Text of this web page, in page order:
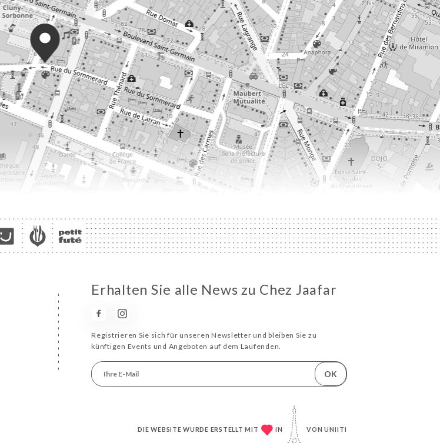
Erhalten Sie alle News zu Chez Jaafar
Registrieren Sie sich für unseren Newsletter und bleiben Sie zu
künftigen Events und Angeboten auf dem Laufenden.
OK
DIE WEBSITE WURDE ERSTELLT MIT IN VONUNIITI